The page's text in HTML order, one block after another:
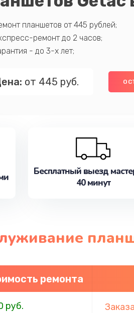
планшетов от 445 рублей;
ремонт до 2 часов;
- до 3-х лет;
от 445 руб.
Бесплатный выезд
40 минут
ремонта
руб.